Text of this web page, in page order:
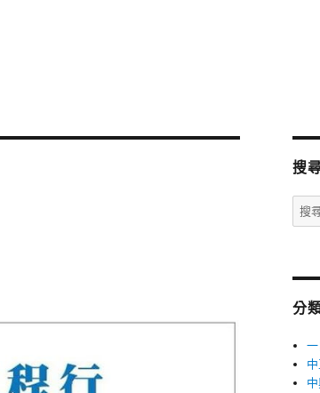
搜
搜
尋
字:
分